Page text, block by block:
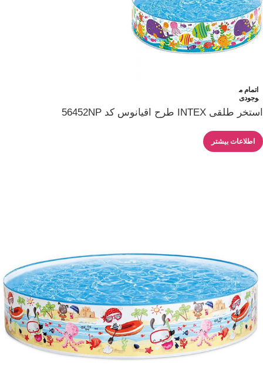
اتمام م
وجودی
استخر طلقی INTEX طرح اقیانوس کد 56452NP
اطلاعات بیشتر